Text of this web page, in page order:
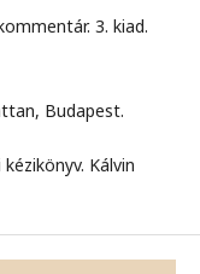
3. kiad.
Budapest.
Kálvin